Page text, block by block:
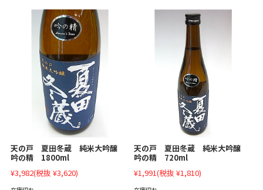
天の戸 夏田冬蔵 純米大吟醸
吟の精 1800ml
¥3,982(税抜 ¥3,620)
天の戸 夏田冬蔵 純米大吟醸
吟の精 720ml
¥1,991(税抜 ¥1,810)